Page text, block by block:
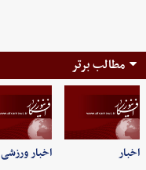
مطالب برتر
اخبار اخبار ورزشی